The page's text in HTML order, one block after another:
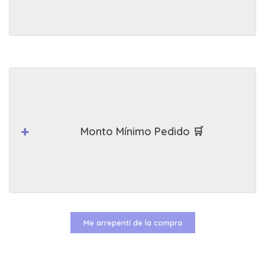
Monto Mínimo Pedido 🛒
Me arrepentí de la compra